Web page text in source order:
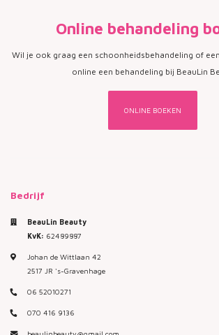
Online behandeling
Wil je ook graag een schoonheidsbehandeling of
online een behandeling bij BeauLin
ONLINE BOEKEN
Bedrijf
BeauLin Beauty
KvK: 62489887
Johan de Wittlaan 42
2517 JR 's-Gravenhage
06 52010271
070 416 9136